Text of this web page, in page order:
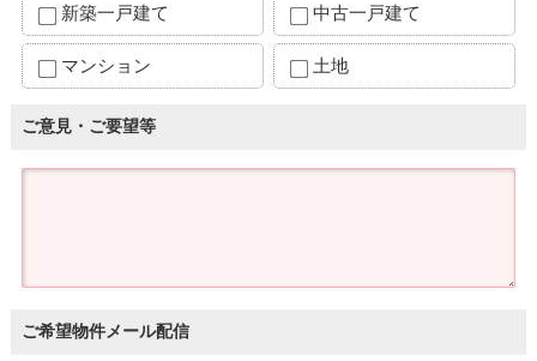
新築一戸建て 中古一戸建て
マンション 土地
ご意見・ご要望等
ご希望物件メール配信